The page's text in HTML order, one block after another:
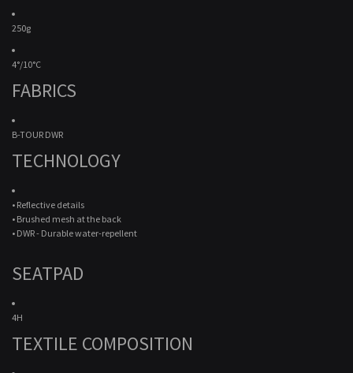
250g
4°/10°C
FABRICS
B-TOUR DWR
TECHNOLOGY
• Reflective details
• Brushed mesh at the back
• DWR - Durable water-repellent
SEATPAD
4H
TEXTILE COMPOSITION